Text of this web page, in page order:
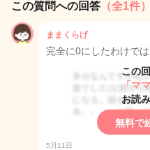
この質問への回答 （全1件）
ままくらげ
完全に0にしたわけで
この
「マ
お読
無料で
5月11日